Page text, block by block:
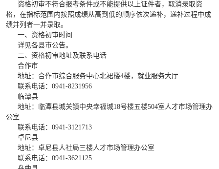
资格初审不符合报考条件或不能提供以上证件者，取消录取资
格，在指标范围内按照成绩从高到低的顺序依次递补，递补过程中成
绩并列者一并录取。
一、资格初审时间
详见各县市公告。
二、资格初审地址及联系电话
合作市
地址：合作市综合服务中心北裙楼4楼，就业服务大厅
联系电话： 0941-8231956
临潭县
地址：临潭县城关镇中央幸福城18号楼五楼504室人才市场管理办
公室
联系电话： 0941-3121713
卓尼县
地址：卓尼县人社局三楼人才市场管理办公室
联系电话： 0941-3621125